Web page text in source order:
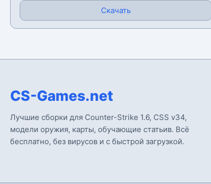
Скачать
CS-Games.net
Лучшие сборки для Counter-Strike 1.6, CSS v34,
модели оружия, карты, обучающие статьив. Всё
бесплатно, без вирусов и с быстрой загрузкой.